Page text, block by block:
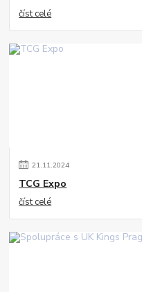
číst celé
21.11.2024
TCG Expo
číst celé